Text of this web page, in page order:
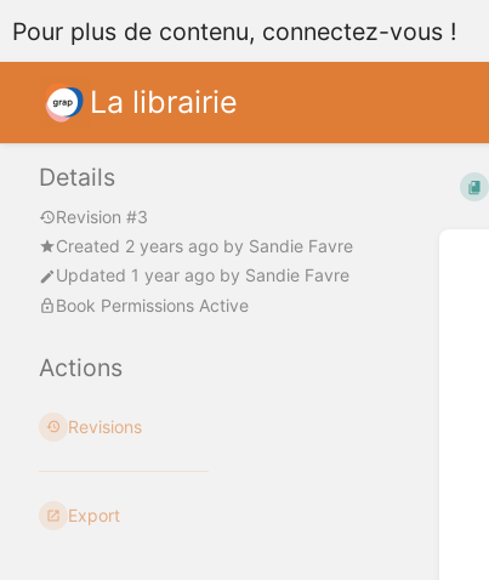
Pour plus de contenu, connectez-vous !
La librairie
Details
Revision #3
Created 2 years ago by Sandie Favre
Updated 1 year ago by Sandie Favre
Book Permissions Active
Actions
Revisions
Export